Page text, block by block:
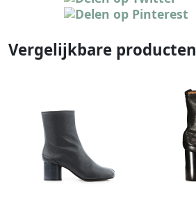
Vergelijkbare producten